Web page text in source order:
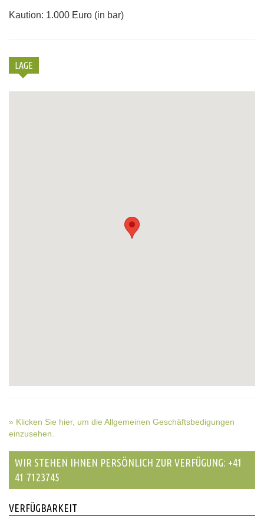
Kaution: 1.000 Euro (in bar)
LAGE
» Klicken Sie hier, um die Allgemeinen Geschäftsbedigungen
einzusehen.
WIR STEHEN IHNEN PERSÖNLICH ZUR VERFÜGUNG: +41
41 7123745
VERFÜGBARKEIT